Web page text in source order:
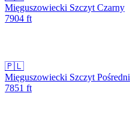
Mięguszowiecki Szczyt Czarny
7904 ft
🇵🇱
Mięguszowiecki Szczyt Pośredni
7851 ft